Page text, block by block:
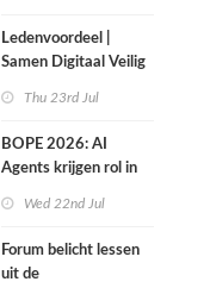
webinar overzichtelijk
op één plek
Ledenvoordeel |
Samen Digitaal Veilig
Thu 23rd Jul
BOPE 2026: AI
Agents krijgen rol in
Wed 22nd Jul
Forum belicht lessen
uit de